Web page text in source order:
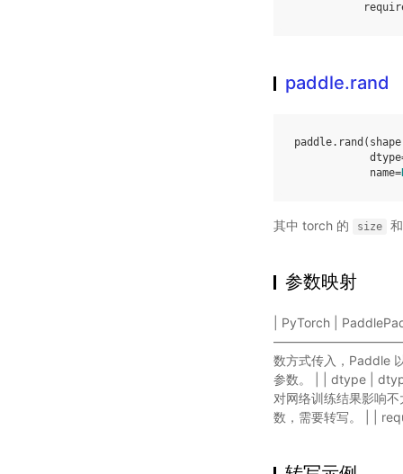
paddle.rand
paddle. rand ( shape
dtype
name=
其中 torch 的 size
参数映射
| PyTorch |
数方式传入，Paddle
参数。 | | dtype |
对网络训练结果影响
数，需要转写。 | |